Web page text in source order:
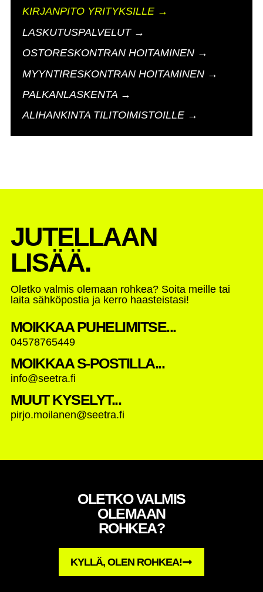
KIRJANPITO YRITYKSILLE →
LASKUTUSPALVELUT →
OSTORESKONTRAN HOITAMINEN →
MYYNTIRESKONTRAN HOITAMINEN →
PALKANLASKENTA →
ALIHANKINTA TILITOIMISTOILLE →
JUTELLAAN
LISÄÄ.
Oletko valmis olemaan rohkea? Soita meille tai
laita sähköpostia ja kerro haasteistasi!
MOIKKAA PUHELIMITSE...
04578765449
MOIKKAA S-POSTILLA...
info@seetra.fi
MUUT KYSELYT...
pirjo.moilanen@seetra.fi
OLETKO VALMIS
OLEMAAN
ROHKEA?
KYLLÄ, OLEN ROHKEA!